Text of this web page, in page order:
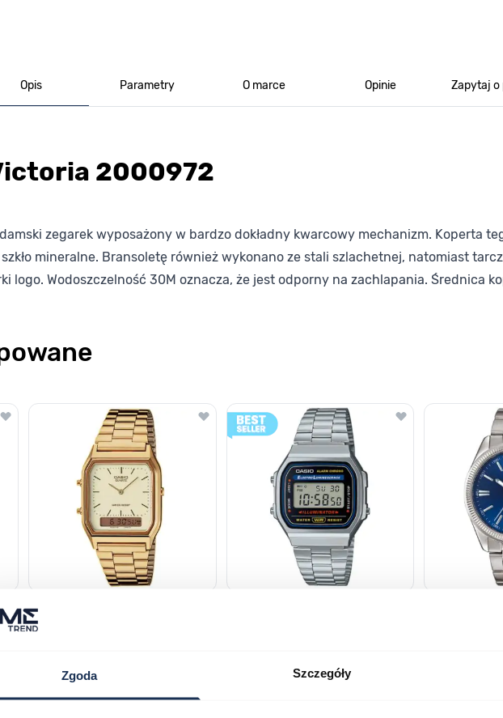
Zgoda Szczegóły
Opis Parametry O marce Opinie Zapytaj o
2000972
zegarek wyposażony w bardzo dokładny kwarcowy mechanizm. Koperta
mineralne. Bransoletę również wykonano ze stali szlachetnej, natomiast
logo. Wodoszczelność 30M oznacza, że jest odporny na zachlapania. Średnica
jest możliwe za pomocą klawisza tabulacji. Możesz pominąć karuzelę lub przejść
296,00 zł329,00 zł
199,00 zł
Casio